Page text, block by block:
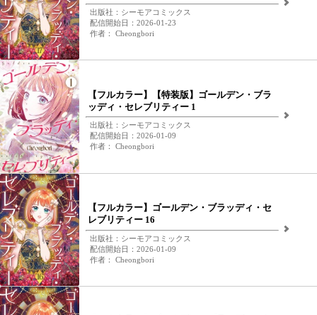
出版社：シーモアコミックス
配信開始日：2026-01-23
作者： Cheongbori
【フルカラー】【特装版】ゴールデン・ブラ
ッディ・セレブリティー 1
出版社：シーモアコミックス
配信開始日：2026-01-09
作者： Cheongbori
【フルカラー】ゴールデン・ブラッディ・セ
レブリティー 16
出版社：シーモアコミックス
配信開始日：2026-01-09
作者： Cheongbori